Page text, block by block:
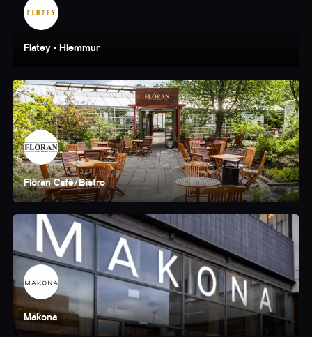
Flatey - Hlemmur
Flóran Café/Bistro
Makona